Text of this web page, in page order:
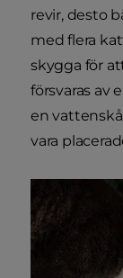
revir, desto
med flera
skygga för
försvaras av
en
vara